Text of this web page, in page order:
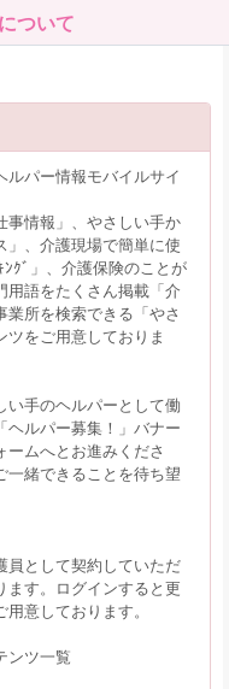
ついて
パー情報モバイルサイ
事情報」、やさしい手か
」、介護現場で簡単に使
ｸﾞ」、介護保険のことが
用語をたくさん掲載「介
所を検索できる「やさ
をご用意しておりま
い手のヘルパーとして働
ヘルパー募集！」バナー
ムへとお進みくださ
一緒できることを待ち望
員として契約していただ
ます。ログインすると更
意しております。
ンツ一覧